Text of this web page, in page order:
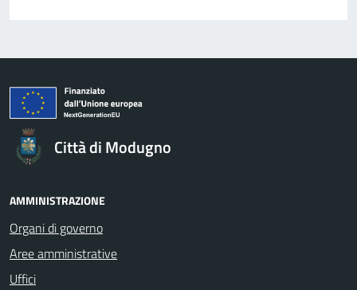
Città di Modugno
AMMINISTRAZIONE
Organi di governo
Aree amministrative
Uffici